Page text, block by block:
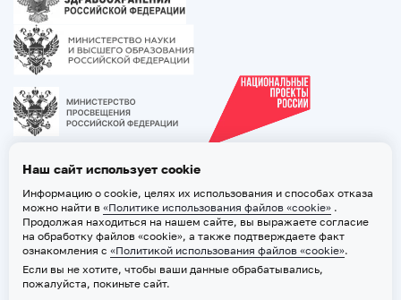
2026 © ТВГМУ. Все права защищены
Наш сайт использует cookie
Информацию о cookie, целях их использования и способах отказа
можно найти в «Политике использования файлов «cookie» .
Продолжая находиться на нашем сайте, вы выражаете согласие
на обработку файлов «cookie», а также подтверждаете факт
ознакомления с «Политикой использования файлов «cookie».
Если вы не хотите, чтобы ваши данные обрабатывались,
пожалуйста, покиньте сайт.